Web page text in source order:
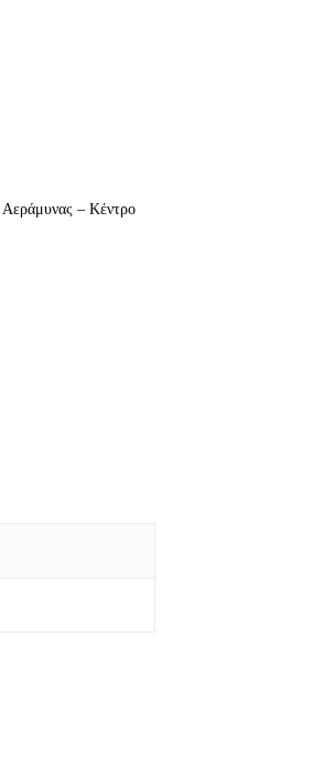
– Κέντρο